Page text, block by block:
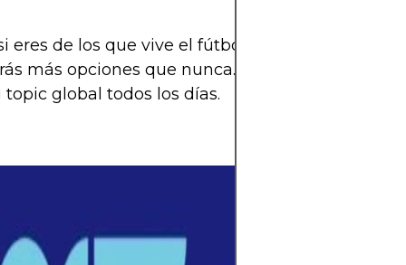
eres de los que vive el fútbol en celular, tablet
más opciones que nunca. El Mundial también
global todos los días.